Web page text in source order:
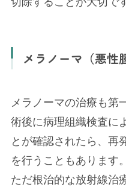
メラノーマ（悪性
メラノーマの治療も第
術後に病理組織検査に
とが確認されたら、再
を行うこともあります。
ただ根治的な放射線治